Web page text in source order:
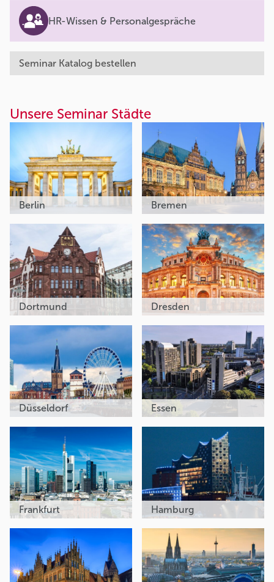
HR-Wissen & Personalgespräche
Seminar Katalog bestellen
Unsere Seminar Städte
Berlin Bremen
Dortmund Dresden
Düsseldorf Essen
Frankfurt Hamburg